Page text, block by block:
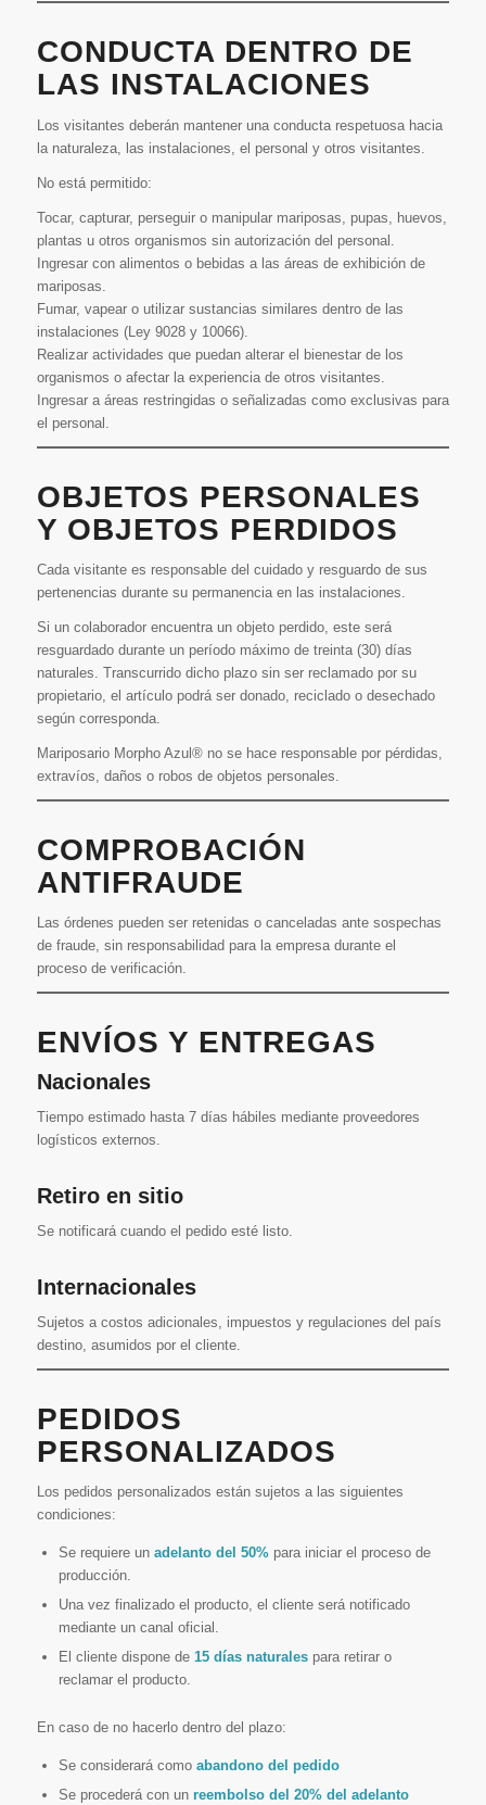
CONDUCTA DENTRO DE
LAS INSTALACIONES
Los visitantes deberán mantener una conducta respetuosa hacia
la naturaleza, las instalaciones, el personal y otros visitantes.
No está permitido:
Tocar, capturar, perseguir o manipular mariposas, pupas, huevos,
plantas u otros organismos sin autorización del personal.
Ingresar con alimentos o bebidas a las áreas de exhibición de
mariposas.
Fumar, vapear o utilizar sustancias similares dentro de las
instalaciones (Ley 9028 y 10066).
Realizar actividades que puedan alterar el bienestar de los
organismos o afectar la experiencia de otros visitantes.
Ingresar a áreas restringidas o señalizadas como exclusivas para
el personal.
OBJETOS PERSONALES
Y OBJETOS PERDIDOS
Cada visitante es responsable del cuidado y resguardo de sus
pertenencias durante su permanencia en las instalaciones.
Si un colaborador encuentra un objeto perdido, este será
resguardado durante un período máximo de treinta (30) días
naturales. Transcurrido dicho plazo sin ser reclamado por su
propietario, el artículo podrá ser donado, reciclado o desechado
según corresponda.
Mariposario Morpho Azul® no se hace responsable por pérdidas,
extravíos, daños o robos de objetos personales.
COMPROBACIÓN
ANTIFRAUDE
Las órdenes pueden ser retenidas o canceladas ante sospechas
de fraude, sin responsabilidad para la empresa durante el
proceso de verificación.
ENVÍOS Y ENTREGAS
Nacionales
Tiempo estimado hasta 7 días hábiles mediante proveedores
logísticos externos.
Retiro en sitio
Se notificará cuando el pedido esté listo.
Internacionales
Sujetos a costos adicionales, impuestos y regulaciones del país
destino, asumidos por el cliente.
PEDIDOS
PERSONALIZADOS
Los pedidos personalizados están sujetos a las siguientes
condiciones:
Se requiere un adelanto del 50%para iniciar el proceso de
producción.
Una vez finalizado el producto, el cliente será notificado
mediante un canal oficial.
El cliente dispone de 15 días naturalespara retirar o
reclamar el producto.
En caso de no hacerlo dentro del plazo:
Se considerará como abandono del pedido
Se procederá con un reembolso del 20% del adelanto